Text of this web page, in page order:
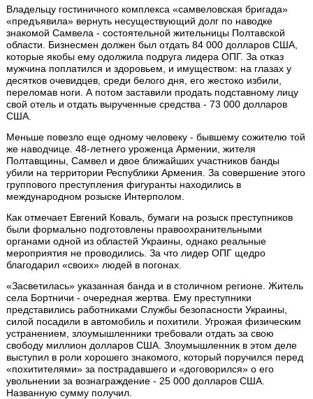
Владельцу гостиничного комплекса «самвеловская бригада»
«предъявила» вернуть несуществующий долг по наводке
знакомой Самвела - состоятельной жительницы Полтавской
области. Бизнесмен должен был отдать 84 000 долларов США,
которые якобы ему одолжила подруга лидера ОПГ. За отказ
мужчина поплатился и здоровьем, и имуществом: на глазах у
десятков очевидцев, среди белого дня, его жестоко избили,
переломав ноги. А потом заставили продать подставному лицу
свой отель и отдать вырученные средства - 73 000 долларов
США.
Меньше повезло еще одному человеку - бывшему сожителю той
же наводчице. 48-летнего уроженца Армении, жителя
Полтавщины, Самвел и двое ближайших участников банды
убили на территории Республики Армения. За совершение этого
группового преступления фигуранты находились в
международном розыске Интерполом.
Как отмечает Евгений Коваль, бумаги на розыск преступников
были формально подготовлены правоохранительными
органами одной из областей Украины, однако реальные
мероприятия не проводились. За что лидер ОПГ щедро
благодарил «своих» людей в погонах.
«Засветилась» указанная банда и в столичном регионе. Житель
села Бортничи - очередная жертва. Ему преступники
представились работниками Службы безопасности Украины,
силой посадили в автомобиль и похитили. Угрожая физическим
устранением, злоумышленники требовали отдать за свою
свободу миллион долларов США. Злоумышленник в этом деле
выступил в роли хорошего знакомого, который поручился перед
«похитителями» за пострадавшего и «договорился» о его
увольнении за вознаграждение - 25 000 долларов США.
Названную сумму получил.